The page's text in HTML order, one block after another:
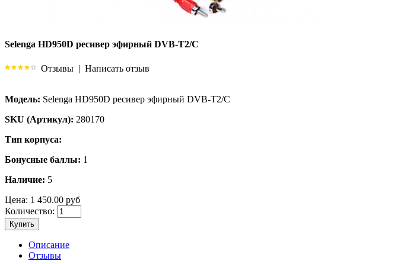
Selenga HD950D ресивер эфирный DVB-T2/C
Отзывы | Написать отзыв
Модель: Selenga HD950D ресивер эфирный DVB-T2/C
SKU (Артикул): 280170
Тип корпуса:
Бонусные баллы: 1
Наличие: 5
Цена: 1 450.00 руб
Количество:
Купить
Описание
Отзывы